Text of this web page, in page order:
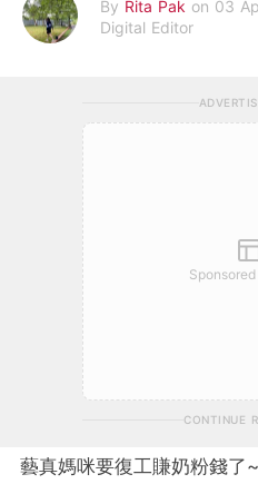
By Rita Pak on 03
Digital Editor
CONTINUE
藝真媽咪要復工賺奶粉錢了